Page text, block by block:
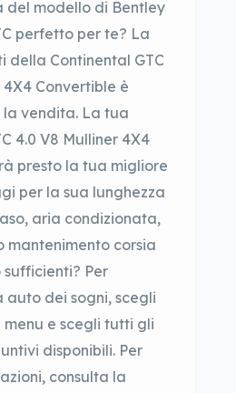
del modello di Bentley
perfetto per te? La
della Continental GTC
4X4 Convertible è
la vendita. La tua
4.0 V8 Mulliner 4X4
presto la tua migliore
per la sua lunghezza
aria condizionata,
mantenimento corsia
sufficienti? Per
dei sogni, scegli
e scegli tutti gli
disponibili. Per
consulta la